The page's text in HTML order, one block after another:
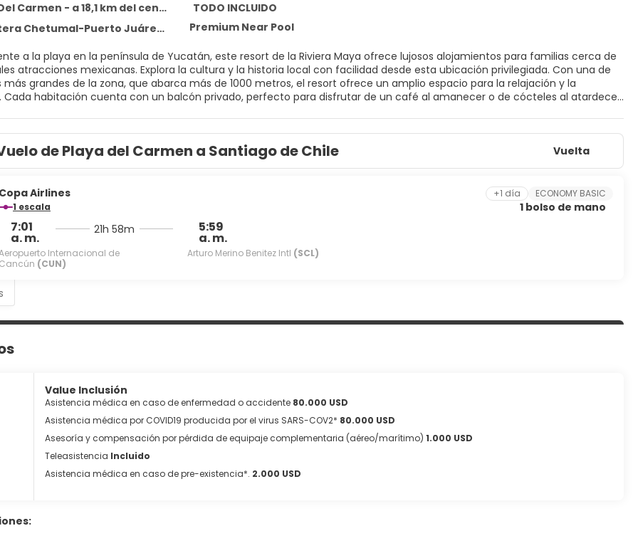
Carmen - a 18,1 km del centro
TODO INCLUIDO
Puerto Juárez Km. 309 Fracc. Pl, Playa Del Carmen 77710
Premium Near Pool
a la playa en la península de Yucatán, este resort de la Riviera Maya ofrece lujosos alojamientos para familias cerca de
atracciones mexicanas. Explora la cultura y la historia local con facilidad desde esta ubicación privilegiada. Con una de
más grandes de la zona, que abarca más de 1000 metros, el resort ofrece un amplio espacio para la relajación y la
Cada habitación cuenta con un balcón privado, perfecto para disfrutar de un café al amanecer o de cócteles al atardecer.
Para una relajación total, el spa ofrece tratamientos totalmente naturales para rejuvenecer la mente y el cuerpo, aliviando
y el estrés. Crea recuerdos inolvidables en este excepcional resort y regresa a casa con historias que compartir.
implementación del registro de la CURP (Clave Única de Registro de Población) solicitado por el Gobierno Federal,
del Check in (Proceso de Registro). En el caso de menores de edad sin identificación oficial es indispensable presentar el
El registro de la CURP es obligatorio únicamente para las reservas de huéspedes que figuren con Nacionalidad Mexicana
de Playa del Carmen a Santiago de Chile Vuelta
Airlines
1 escala
7:01
a. m.
Internacional de
(CUN)
21h 58m 5:59
a. m.
Arturo Merino Benitez Intl (SCL)
+1 día ECONOMY BASIC
1 bolso de mano
Value Inclusión
Asistencia médica en caso de enfermedad o accidente 80.000 USD
Asistencia médica por COVID19 producida por el virus SARS-COV2* 80.000 USD
Asesoría y compensación por pérdida de equipaje complementaria (aéreo/marítimo) 1.000 USD
Teleasistencia Incluido
Asistencia médica en caso de pre-existencia*. 2.000 USD